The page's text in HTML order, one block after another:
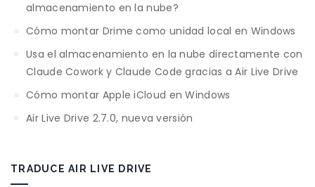
almacenamiento en la nube?
Cómo montar Drime como unidad local en Windows
Usa el almacenamiento en la nube directamente con
Claude Cowork y Claude Code gracias a Air Live Drive
Cómo montar Apple iCloud en Windows
Air Live Drive 2.7.0, nueva versión
TRADUCE AIR LIVE DRIVE